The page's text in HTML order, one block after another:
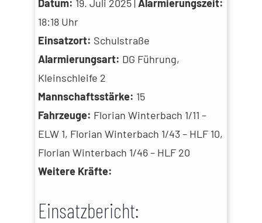
Datum: 19. Juli 2025 |Alarmierungszeit:
18:18 Uhr
Einsatzort: Schulstraße
Alarmierungsart: DG Führung,
Kleinschleife 2
Mannschaftsstärke: 15
Fahrzeuge: Florian Winterbach 1/11 –
ELW 1, Florian Winterbach 1/43 – HLF 10,
Florian Winterbach 1/46 – HLF 20
Weitere Kräfte:
Einsatzbericht: